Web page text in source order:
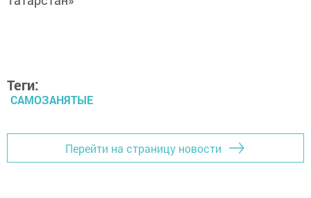
Теги:
САМОЗАНЯТЫЕ
Перейти на страницу новости